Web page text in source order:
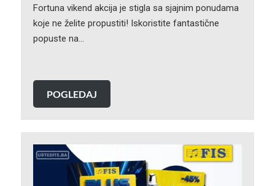
Fortuna vikend akcija je stigla sa sjajnim ponudama
koje ne želite propustiti! Iskoristite fantastične
popuste na…
POGLEDAJ